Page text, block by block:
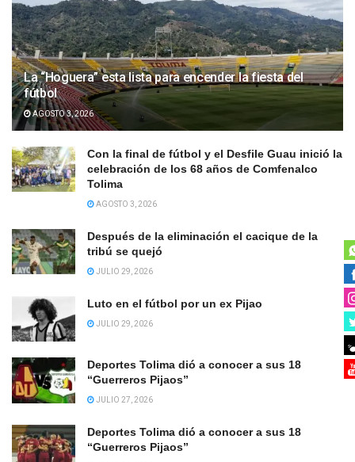
La “Hoguera” esta lista para encender la fiesta del
fútbol
AGOSTO 3, 2026
Con la final de fútbol y el Desfile Guau inició la
celebración de los 68 años de Comfenalco
Tolima
AGOSTO 3, 2026
Después de la eliminación el cacique de la
tribú se quejó
JULIO 29, 2026
Luto en el fútbol por un ex Pijao
JULIO 29, 2026
Deportes Tolima dió a conocer a sus 18
“Guerreros Pijaos”
JULIO 27, 2026
Deportes Tolima dió a conocer a sus 18
“Guerreros Pijaos”